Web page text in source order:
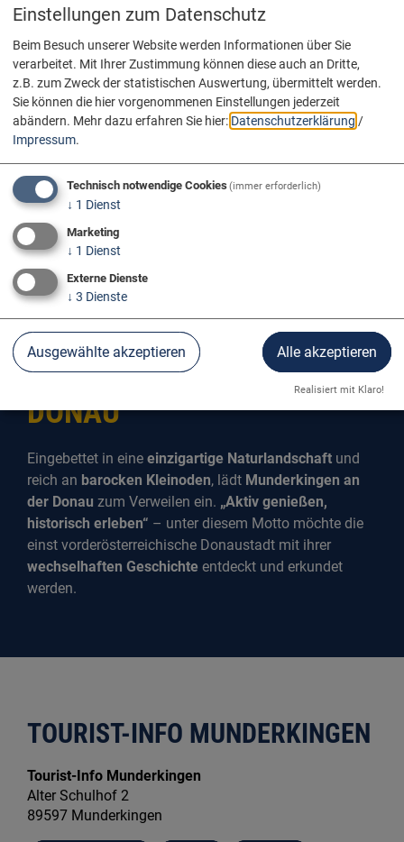
MUNDERKINGEN AN DER
DONAU
Eingebettet in eine einzigartige Naturlandschaft und
reich an barocken Kleinoden, lädt Munderkingen an
der Donau zum Verweilen ein. „Aktiv genießen,
historisch erleben“ – unter diesem Motto möchte die
einst vorderösterreichische Donaustadt mit ihrer
wechselhaften Geschichte entdeckt und erkundet
werden.
TOURIST-INFO MUNDERKINGEN
Tourist-Info Munderkingen
Alter Schulhof 2
89597 Munderkingen
Einstellungen zum Datenschutz
Beim Besuch unserer Website werden Informationen über Sie
verarbeitet. Mit Ihrer Zustimmung können diese auch an Dritte,
z.B. zum Zweck der statistischen Auswertung, übermittelt werden.
Sie können die hier vorgenommenen Einstellungen jederzeit
abändern. Mehr dazu erfahren Sie hier: Datenschutzerklärung /
Impressum.
Technisch notwendige Cookies(immer erforderlich)
↓ 1 Dienst
Marketing
↓ 1 Dienst
Externe Dienste
↓ 3 Dienste
Ausgewählte akzeptieren Alle akzeptieren
Realisiert mit Klaro!